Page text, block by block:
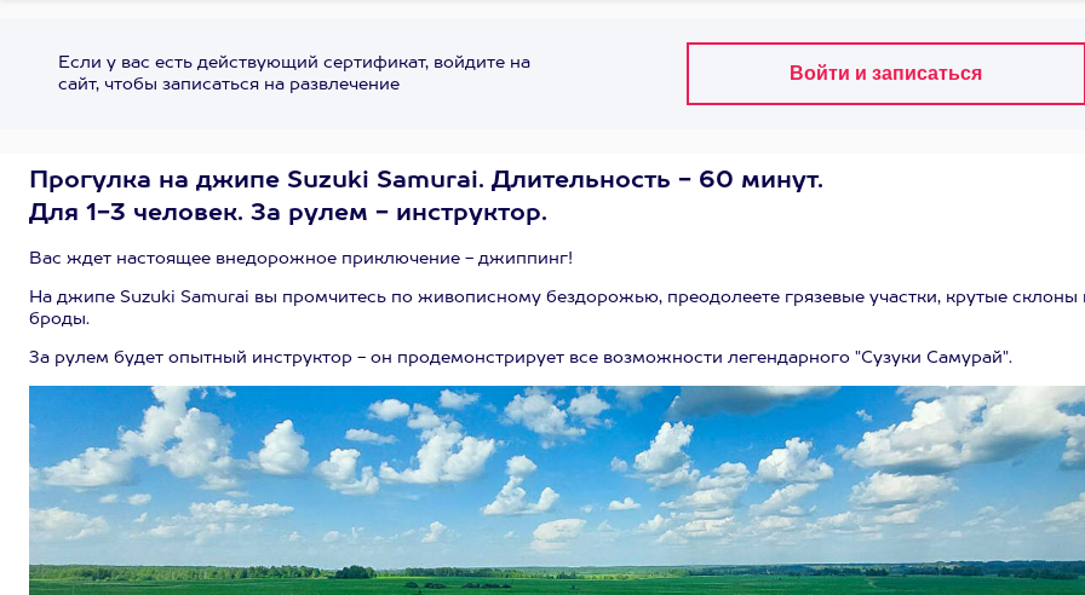
Если у вас есть действующий сертификат, войдите на
сайт, чтобы записаться на развлечение
Прогулка на джипе Suzuki Samurai. Длительность - 60 минут.
Для 1-3 человек. За рулем - инструктор.
Вас ждет настоящее внедорожное приключение - джиппинг!
На джипе Suzuki Samurai вы промчитесь по живописному бездорожью, преодолеете грязевые участки, крутые склоны
броды.
За рулем будет опытный инструктор - он продемонстрирует все возможности легендарного "Сузуки Самурай".